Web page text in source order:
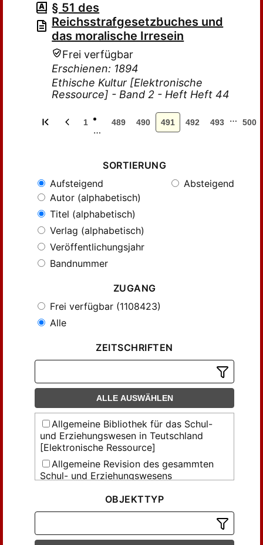
§ 51 des
Reichsstrafgesetzbuches und
das moralische Irresein
Frei verfügbar
Erschienen: 1894
Ethische Kultur [Elektronische
Ressource] - Band 2 - Heft Heft 44
1
…
489 490 491 492 493 … 500
SORTIERUNG
Aufsteigend
Absteigend
Autor (alphabetisch)
Titel (alphabetisch)
Verlag (alphabetisch)
Veröffentlichungsjahr
Bandnummer
ZUGANG
Frei verfügbar (1108423)
Alle
ZEITSCHRIFTEN
ALLE AUSWÄHLEN
Allgemeine Bibliothek für das Schul-
und Erziehungswesen in Teutschland
[Elektronische Ressource]
Allgemeine Revision des gesammten
Schul- und Erziehungswesens
Allgemeine Schulzeitung [Elektronische
Ressource]
Allgemeine Schulzeitung [Elektronische
OBJEKTTYP